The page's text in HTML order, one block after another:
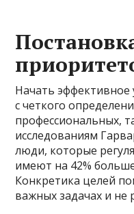
Начать
с четкого
профессиональных,
исследованиям
люди, которые
имеют на 42%
Конкретика целей
важных задачах и не